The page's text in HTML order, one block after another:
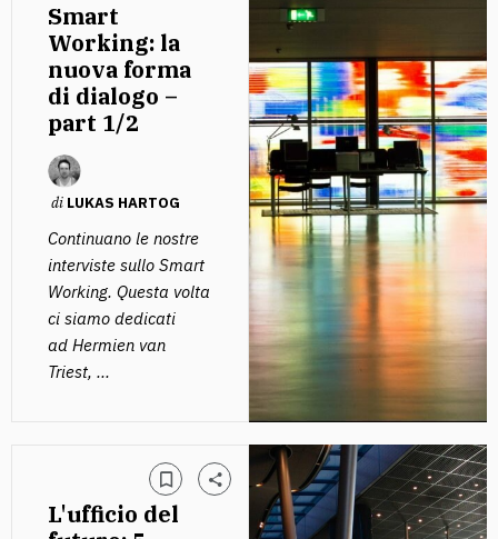
Smart
Working: la
nuova forma
di dialogo –
part 1/2
di LUKAS HARTOG
Continuano le nostre
interviste sullo Smart
Working. Questa volta
ci siamo dedicati
ad Hermien van
Triest, ...
L'ufficio del